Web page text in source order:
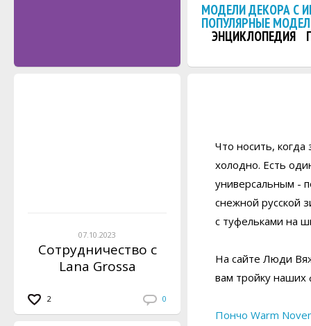
МОДЕЛИ ДЕКОРА С
ПОПУЛЯРНЫЕ
ЭНЦИКЛОПЕДИЯ
2 0
07.10.2023
Сотрудничество с
Lana Grossa
Что носить, когда
холодно. Есть
универсальным -
снежной русской
с туфельками на
На сайте Люди
вам тройку наших
Пончо Warm